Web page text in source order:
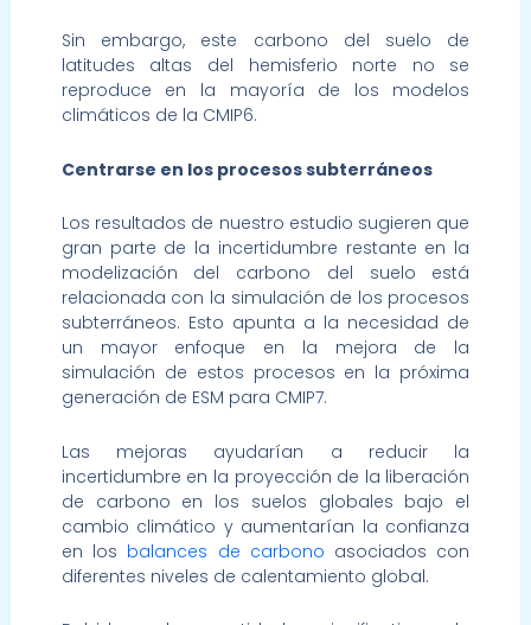
Sin embargo, este carbono del suelo de
latitudes altas del hemisferio norte no se
reproduce en la mayoría de los modelos
climáticos de la CMIP6.
Centrarse en los procesos subterráneos
Los resultados de nuestro estudio sugieren que
gran parte de la incertidumbre restante en la
modelización del carbono del suelo está
relacionada con la simulación de los procesos
subterráneos. Esto apunta a la necesidad de
un mayor enfoque en la mejora de la
simulación de estos procesos en la próxima
generación de ESM para CMIP7.
Las mejoras ayudarían a reducir la
incertidumbre en la proyección de la liberación
de carbono en los suelos globales bajo el
cambio climático y aumentarían la confianza
en los balances de carbono asociados con
diferentes niveles de calentamiento global.